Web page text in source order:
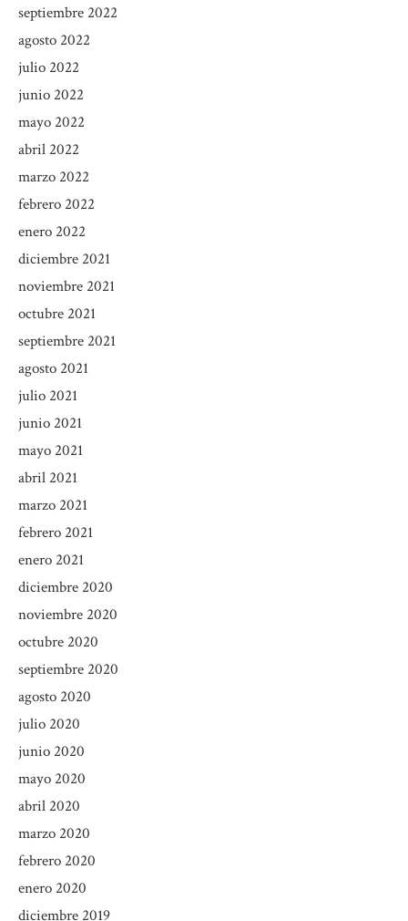
septiembre 2022
agosto 2022
julio 2022
junio 2022
mayo 2022
abril 2022
marzo 2022
febrero 2022
enero 2022
diciembre 2021
noviembre 2021
octubre 2021
septiembre 2021
agosto 2021
julio 2021
junio 2021
mayo 2021
abril 2021
marzo 2021
febrero 2021
enero 2021
diciembre 2020
noviembre 2020
octubre 2020
septiembre 2020
agosto 2020
julio 2020
junio 2020
mayo 2020
abril 2020
marzo 2020
febrero 2020
enero 2020
diciembre 2019